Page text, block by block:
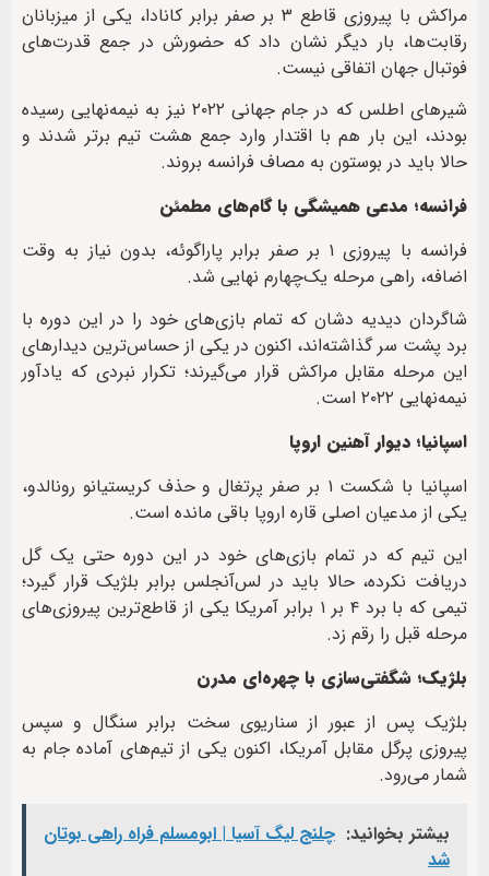
مراکش با پیروزی قاطع ۳ بر صفر برابر کانادا، یکی از میزبانان
رقابت‌ها، بار دیگر نشان داد که حضورش در جمع قدرت‌های
فوتبال جهان اتفاقی نیست.
شیرهای اطلس که در جام جهانی ۲۰۲۲ نیز به نیمه‌نهایی رسیده
بودند، این بار هم با اقتدار وارد جمع هشت تیم برتر شدند و
حالا باید در بوستون به مصاف فرانسه بروند.
فرانسه؛ مدعی همیشگی با گام‌های مطمئن
فرانسه با پیروزی ۱ بر صفر برابر پاراگوئه، بدون نیاز به وقت
اضافه، راهی مرحله یک‌چهارم نهایی شد.
شاگردان دیدیه دشان که تمام بازی‌های خود را در این دوره با
برد پشت سر گذاشته‌اند، اکنون در یکی از حساس‌ترین دیدارهای
این مرحله مقابل مراکش قرار می‌گیرند؛ تکرار نبردی که یادآور
نیمه‌نهایی ۲۰۲۲ است.
اسپانیا؛ دیوار آهنین اروپا
اسپانیا با شکست ۱ بر صفر پرتغال و حذف کریستیانو رونالدو،
یکی از مدعیان اصلی قاره اروپا باقی مانده است.
این تیم که در تمام بازی‌های خود در این دوره حتی یک گل
دریافت نکرده، حالا باید در لس‌آنجلس برابر بلژیک قرار گیرد؛
تیمی که با برد ۴ بر ۱ برابر آمریکا یکی از قاطع‌ترین پیروزی‌های
مرحله قبل را رقم زد.
بلژیک؛ شگفتی‌سازی با چهره‌ای مدرن
بلژیک پس از عبور از سناریوی سخت برابر سنگال و سپس
پیروزی پرگل مقابل آمریکا، اکنون یکی از تیم‌های آماده جام به
شمار می‌رود.
بیشتر بخوانید: چلنج لیگ آسیا | ابومسلم فراه راهی بوتان
شد